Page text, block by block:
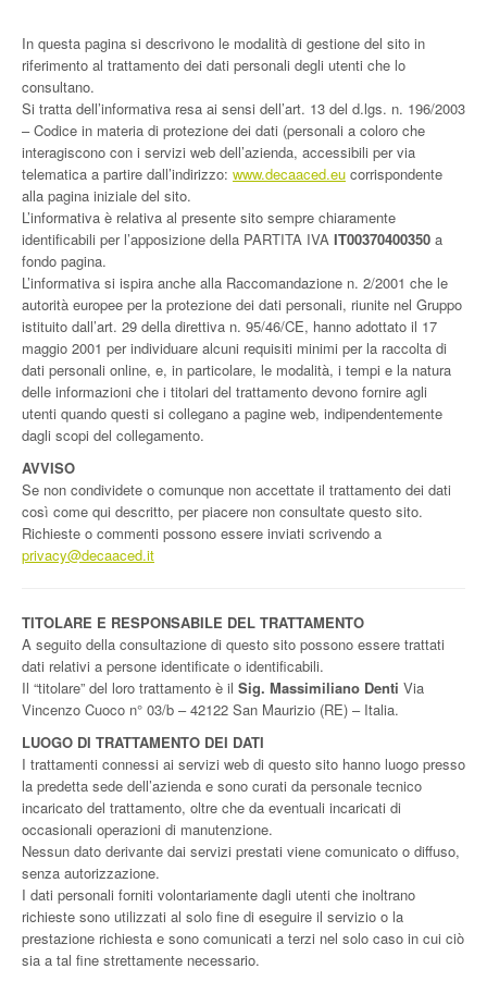
Download
Company
Contacts
In questa pagina si descrivono le modalità di gestione del sito in
riferimento al trattamento dei dati personali degli utenti che lo
consultano.
Si tratta dell’informativa resa ai sensi dell’art. 13 del d.lgs. n. 196/2003
– Codice in materia di protezione dei dati (personali a coloro che
interagiscono con i servizi web dell’azienda, accessibili per via
telematica a partire dall’indirizzo: www.decaaced.eu corrispondente
alla pagina iniziale del sito.
L’informativa è relativa al presente sito sempre chiaramente
identificabili per l’apposizione della PARTITA IVA IT00370400350 a
fondo pagina.
L’informativa si ispira anche alla Raccomandazione n. 2/2001 che le
autorità europee per la protezione dei dati personali, riunite nel Gruppo
istituito dall’art. 29 della direttiva n. 95/46/CE, hanno adottato il 17
maggio 2001 per individuare alcuni requisiti minimi per la raccolta di
dati personali online, e, in particolare, le modalità, i tempi e la natura
delle informazioni che i titolari del trattamento devono fornire agli
utenti quando questi si collegano a pagine web, indipendentemente
dagli scopi del collegamento.
AVVISO
Se non condividete o comunque non accettate il trattamento dei dati
così come qui descritto, per piacere non consultate questo sito.
Richieste o commenti possono essere inviati scrivendo a
privacy@decaaced.it
TITOLARE E RESPONSABILE DEL TRATTAMENTO
A seguito della consultazione di questo sito possono essere trattati
dati relativi a persone identificate o identificabili.
Il “titolare” del loro trattamento è il Sig. Massimiliano Denti Via
Vincenzo Cuoco n° 03/b – 42122 San Maurizio (RE) – Italia.
LUOGO DI TRATTAMENTO DEI DATI
I trattamenti connessi ai servizi web di questo sito hanno luogo presso
la predetta sede dell’azienda e sono curati da personale tecnico
incaricato del trattamento, oltre che da eventuali incaricati di
occasionali operazioni di manutenzione.
Nessun dato derivante dai servizi prestati viene comunicato o diffuso,
senza autorizzazione.
I dati personali forniti volontariamente dagli utenti che inoltrano
richieste sono utilizzati al solo fine di eseguire il servizio o la
prestazione richiesta e sono comunicati a terzi nel solo caso in cui ciò
sia a tal fine strettamente necessario.